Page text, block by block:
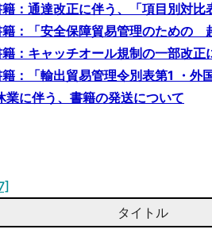
：通達改正に伴う、「項目別対
籍：「安全保障貿易管理のため
：キャッチオール規制の一部改
：「輸出貿易管理令別表第1 ・
業に伴う、書籍の発送について
タイトル